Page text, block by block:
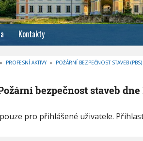
Kontakty
» PROFESNÍ AKTIVY » POŽÁRNÍ BEZPEČNOST STAVEB (PBS)
bezpečnost staveb dne
pro přihlášené uživatele.